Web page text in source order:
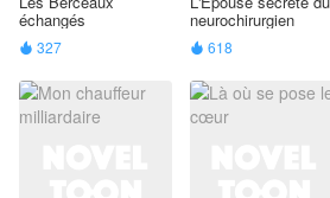
échangés
 327
neurochirurgien
 618